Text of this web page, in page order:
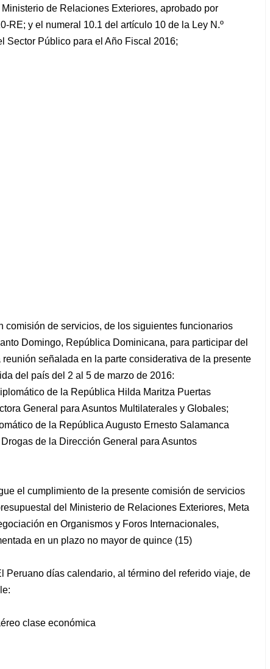
de Relaciones Exteriores, aprobado por
RE; y el numeral 10.1 del artículo 10 de la Ley N.º
Sector Público para el Año Fiscal 2016;
comisión de servicios, de los siguientes funcionarios
Domingo, República Dominicana, para participar del
señalada en la parte considerativa de la presente
del país del 2 al 5 de marzo de 2016:
de la República Hilda Maritza Puertas
General para Asuntos Multilaterales y Globales;
de la República Augusto Ernesto Salamanca
de la Dirección General para Asuntos
el cumplimiento de la presente comisión de servicios
del Ministerio de Relaciones Exteriores, Meta
en Organismos y Foros Internacionales,
en un plazo no mayor de quince (15)
Peruano días calendario, al término del referido viaje, de
clase económica